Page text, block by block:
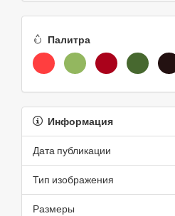
Палитра
Информация
Дата публикации
Тип изображения
Размеры